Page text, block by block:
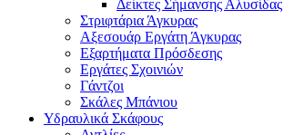
Δείκτες Σήμανσης Αλυσίδας
Στριφτάρια Άγκυρας
Αξεσουάρ Εργάτη Άγκυρας
Εξαρτήματα Πρόσδεσης
Εργάτες Σχοινιών
Γάντζοι
Σκάλες Μπάνιου
Υδραυλικά Σκάφους